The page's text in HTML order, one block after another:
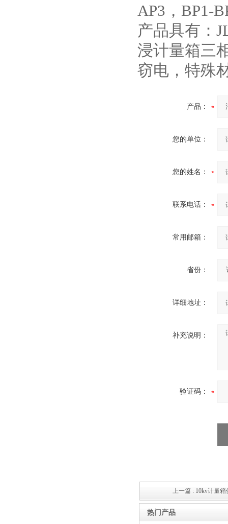
AP3，BP1-
产品具有：
浸计量箱三
窃电，特殊
产品：
您的单位：
您的姓名：
联系电话：
常用邮箱：
省份：
详细地址：
补充说明：
验证码：
上一篇 : 10kv计量
热门产品